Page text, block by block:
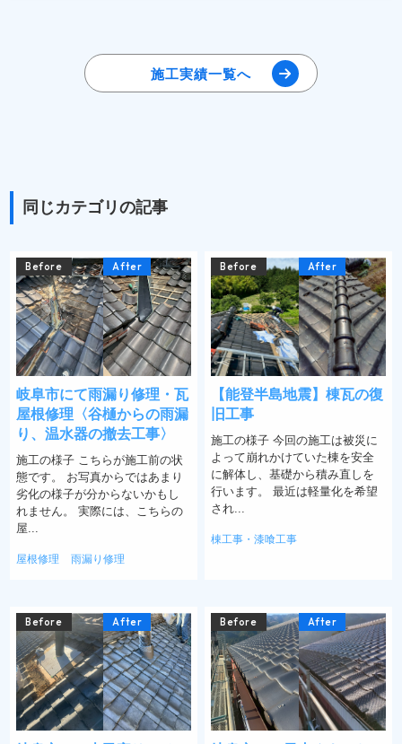
施工実績一覧へ
同じカテゴリの記事
Before After
岐阜市にて雨漏り修理・瓦
屋根修理〈谷樋からの雨漏
り、温水器の撤去工事〉
施工の様子 こちらが施工前の状
態です。 お写真からではあまり
劣化の様子が分からないかもし
れません。 実際には、こちらの
屋...
屋根修理 雨漏り修理
Before After
【能登半島地震】棟瓦の復
旧工事
施工の様子 今回の施工は被災に
よって崩れかけていた棟を安全
に解体し、基礎から積み直しを
行います。 最近は軽量化を希望
され...
棟工事・漆喰工事
Before After Before After